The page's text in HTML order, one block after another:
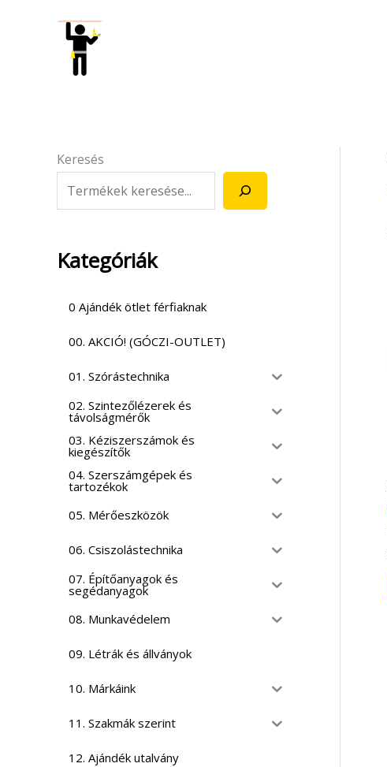
Keresés
Kategóriák
0 Ajándék ötlet férfiaknak
00. AKCIÓ! (GÓCZI-OUTLET)
01. Szórástechnika
02. Szintezőlézerek és
távolságmérők
03. Kéziszerszámok és
kiegészítők
04. Szerszámgépek és
tartozékok
05. Mérőeszközök
06. Csiszolástechnika
07. Építőanyagok és
segédanyagok
08. Munkavédelem
09. Létrák és állványok
10. Márkáink
11. Szakmák szerint
12. Ajándék utalvány